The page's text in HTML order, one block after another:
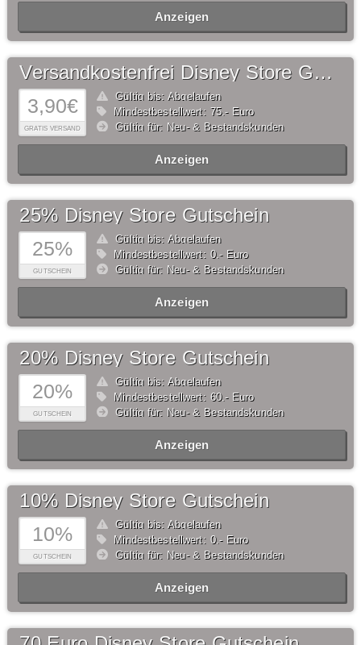
Anzeigen
3,90€
GRATIS VERSAND
Versandkostenfrei Disney Store Gutschein
Gültig bis: Abgelaufen
Mindestbestellwert: 75,- Euro
Gültig für: Neu- & Bestandskunden
Anzeigen
25%
GUTSCHEIN
25% Disney Store Gutschein
Gültig bis: Abgelaufen
Mindestbestellwert: 0,- Euro
Gültig für: Neu- & Bestandskunden
Anzeigen
20%
GUTSCHEIN
20% Disney Store Gutschein
Gültig bis: Abgelaufen
Mindestbestellwert: 60,- Euro
Gültig für: Neu- & Bestandskunden
Anzeigen
10%
GUTSCHEIN
10% Disney Store Gutschein
Gültig bis: Abgelaufen
Mindestbestellwert: 0,- Euro
Gültig für: Neu- & Bestandskunden
Anzeigen